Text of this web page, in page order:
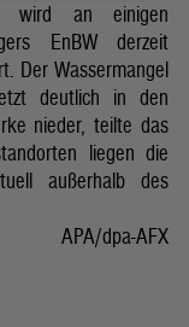
wird an einigen
EnBW derzeit
Der Wassermangel
deutlich in den
nieder, teilte das
liegen die
außerhalb des
APA/dpa-AFX